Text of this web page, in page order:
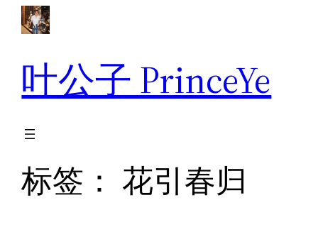
叶公子 PrinceYe
标签： 花引春归